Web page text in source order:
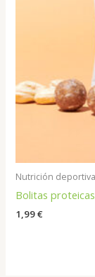
Nutrición deportiva
Bolitas
1,99€